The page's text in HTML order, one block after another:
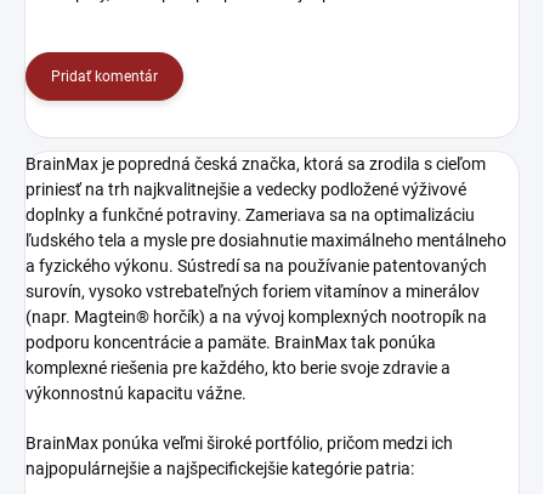
Pridať komentár
BrainMax je popredná česká značka, ktorá sa zrodila s cieľom
priniesť na trh najkvalitnejšie a vedecky podložené výživové
doplnky a funkčné potraviny. Zameriava sa na optimalizáciu
ľudského tela a mysle pre dosiahnutie maximálneho mentálneho
a fyzického výkonu. Sústredí sa na používanie patentovaných
surovín, vysoko vstrebateľných foriem vitamínov a minerálov
(napr. Magtein® horčík) a na vývoj komplexných nootropík na
podporu koncentrácie a pamäte. BrainMax tak ponúka
komplexné riešenia pre každého, kto berie svoje zdravie a
výkonnostnú kapacitu vážne.
BrainMax ponúka veľmi široké portfólio, pričom medzi ich
najpopulárnejšie a najšpecifickejšie kategórie patria: